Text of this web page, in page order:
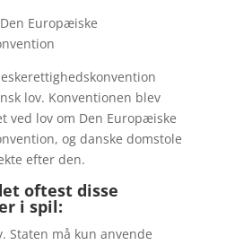
Europæiske
lov. Konventionen blev
ved lov om Den Europæiske
og danske domstole
efter den.
oftest disse
i spil:
Staten må kun anvende